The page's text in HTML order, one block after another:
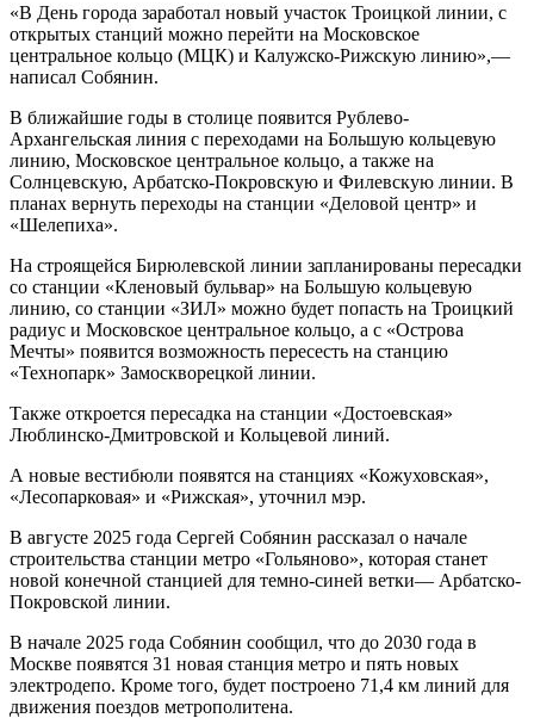
«В День города заработал новый участок Троицкой линии, с
открытых станций можно перейти на Московское
центральное кольцо (МЦК) и Калужско-Рижскую линию»,—
написал Собянин.
В ближайшие годы в столице появится Рублево-
Архангельская линия с переходами на Большую кольцевую
линию, Московское центральное кольцо, а также на
Солнцевскую, Арбатско-Покровскую и Филевскую линии. В
планах вернуть переходы на станции «Деловой центр» и
«Шелепиха».
На строящейся Бирюлевской линии запланированы пересадки
со станции «Кленовый бульвар» на Большую кольцевую
линию, со станции «ЗИЛ» можно будет попасть на Троицкий
радиус и Московское центральное кольцо, а с «Острова
Мечты» появится возможность пересесть на станцию
«Технопарк» Замоскворецкой линии.
Также откроется пересадка на станции «Достоевская»
Люблинско-Дмитровской и Кольцевой линий.
А новые вестибюли появятся на станциях «Кожуховская»,
«Лесопарковая» и «Рижская», уточнил мэр.
В августе 2025 года Сергей Собянин рассказал о начале
строительства станции метро «Гольяново», которая станет
новой конечной станцией для темно-синей ветки— Арбатско-
Покровской линии.
В начале 2025 года Собянин сообщил, что до 2030 года в
Москве появятся 31 новая станция метро и пять новых
электродепо. Кроме того, будет построено 71,4 км линий для
движения поездов метрополитена.